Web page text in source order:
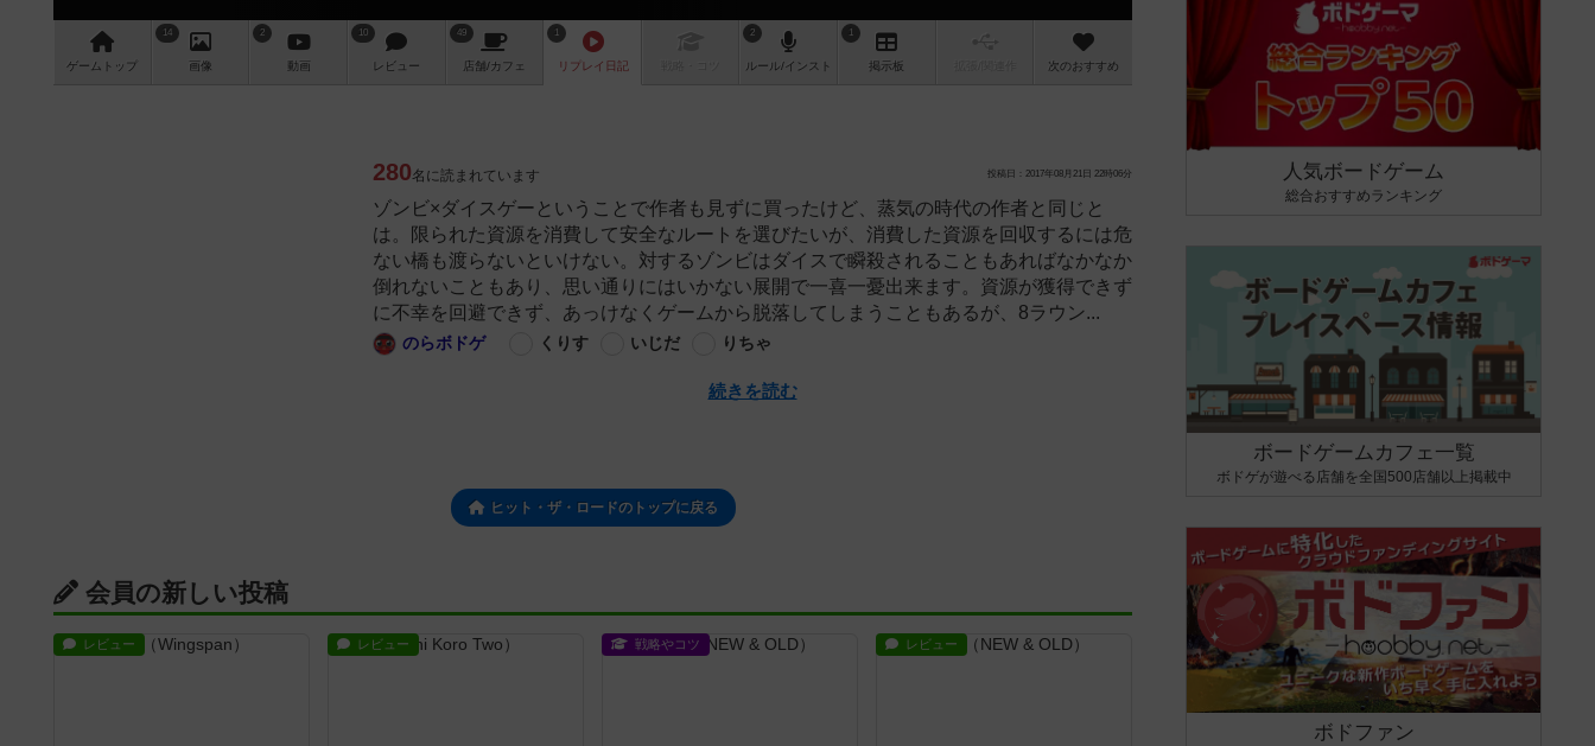
ゲーム トップ
14
画像
2
動画
10
レビュー
49
店舗/カフェ
1
リプレイ 日記
2
ルール/インスト
1
掲示板 次のおすすめ
280名に読まれています 投稿日：2017年08月21日 22時06分
ゾンビ×ダイスゲーということで作者も見ずに買ったけど、蒸気の時代の作者と同じと
は。限られた資源を消費して安全なルートを選びたいが、消費した資源を回収するには危
ない橋も渡らないといけない。対するゾンビはダイスで瞬殺されることもあればなかなか
倒れないこともあり、思い通りにはいかない展開で一喜一憂出来ます。資源が獲得できず
に不幸を回避できず、あっけなくゲームから脱落してしまうこともあるが、8ラウン...
のらボドゲ くりす いじだ りちゃ
続きを読む
ヒット・ザ・ロードのトップに戻る
会員の新しい投稿
レビュー レビュー 戦略やコツ レビュー
人気ボードゲーム
総合おすすめランキング
ボードゲームカフェ一覧
ボドゲが遊べる店舗を全国500店舗以上掲載中
ボドファン